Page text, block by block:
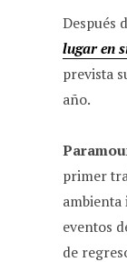
c
e
b
k
Después
lugar en
prevista
año.
primer
ambienta
eventos
de